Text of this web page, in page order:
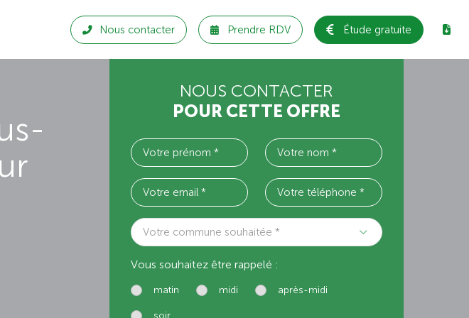
Nous contacter Prendre RDV Étude gratuite
NOUS CONTACTER
POUR CETTE OFFRE
Votre commune souhaitée *
Vous souhaitez être rappelé :
matin midi après-midi